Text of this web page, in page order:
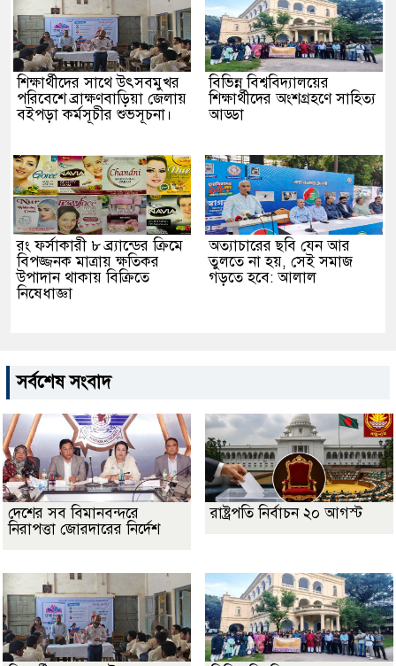
শিক্ষার্থীদের সাথে উৎসবমুখর
পরিবেশে ব্রাক্ষণবাড়িয়া জেলায়
বইপড়া কর্মসূচীর শুভসূচনা।
বিভিন্ন বিশ্ববিদ্যালয়ের
শিক্ষার্থীদের অংশগ্রহণে সাহিত্য
আড্ডা
রং ফর্সাকারী ৮ ব্র্যান্ডের ক্রিমে
বিপজ্জনক মাত্রায় ক্ষতিকর
উপাদান থাকায় বিক্রিতে
নিষেধাজ্ঞা
অত্যাচারের ছবি যেন আর
তুলতে না হয়, সেই সমাজ
গড়তে হবে: আলাল
সর্বশেষ সংবাদ
দেশের সব বিমানবন্দরে
নিরাপত্তা জোরদারের নির্দেশ
রাষ্ট্রপতি নির্বাচন ২০ আগস্ট